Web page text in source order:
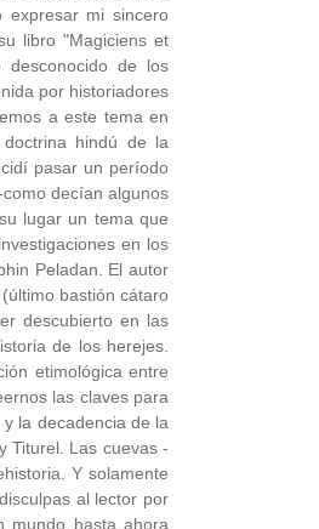
mi sincero
libro "Magiciens et
desconocido de los
por historiadores
a este tema en
hindú de la
pasar un período
decían algunos
lugar un tema que
en los
Peladan. El autor
bastión cátaro
descubierto en las
de los herejes.
etimológica entre
las claves para
la decadencia de la
Titurel. Las cuevas -
Y solamente
al lector por
mundo hasta ahora